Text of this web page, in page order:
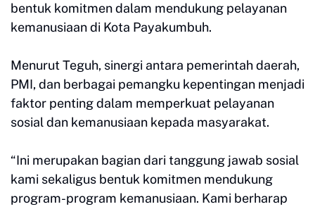
bentuk komitmen dalam mendukung pelayanan
kemanusiaan di Kota Payakumbuh.
Menurut Teguh, sinergi antara pemerintah daerah,
PMI, dan berbagai pemangku kepentingan menjadi
faktor penting dalam memperkuat pelayanan
sosial dan kemanusiaan kepada masyarakat.
“Ini merupakan bagian dari tanggung jawab sosial
kami sekaligus bentuk komitmen mendukung
program-program kemanusiaan. Kami berharap